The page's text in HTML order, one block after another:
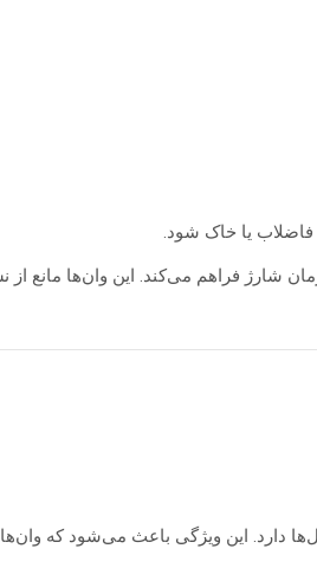
یا خاک شود.
شارژ فراهم می‌کند. این وان‌ها
دارد. این ویژگی باعث می‌شود که